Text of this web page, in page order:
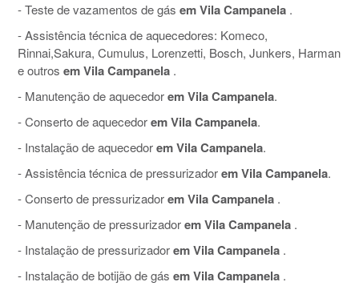
- Teste de vazamentos de gás em Vila Campanela .
- Assistência técnica de aquecedores: Komeco,
Rinnai,Sakura, Cumulus, Lorenzetti, Bosch, Junkers, Harman
e outros em Vila Campanela .
- Manutenção de aquecedorem Vila Campanela.
- Conserto de aquecedorem Vila Campanela.
- Instalação de aquecedorem Vila Campanela.
- Assistência técnica de pressurizadorem Vila Campanela.
- Conserto de pressurizadorem Vila Campanela .
- Manutenção de pressurizadorem Vila Campanela .
- Instalação de pressurizadorem Vila Campanela .
- Instalação de botijão de gás em Vila Campanela .